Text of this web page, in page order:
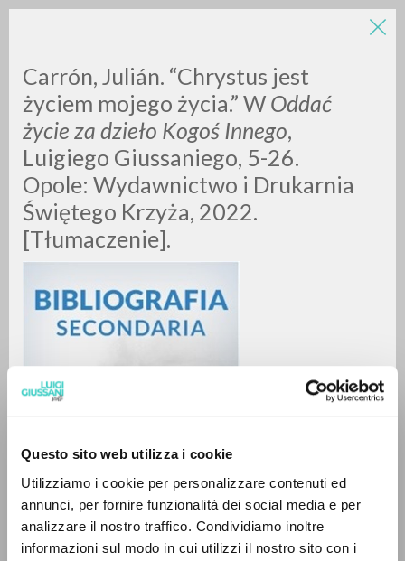
Questo sito web utilizza i cookie
Utilizziamo i cookie per personalizzare contenuti ed
annunci, per fornire funzionalità dei social media e per
analizzare il nostro traffico. Condividiamo inoltre
informazioni sul modo in cui utilizzi il nostro sito con i
Carrón, Julián. “Chrystus jest
życiem mojego życia.” W Oddać
życie za dzieło Kogoś Innego,
Luigiego Giussaniego, 5-26.
Opole: Wydawnictwo i Drukarnia
Świętego Krzyża, 2022.
[Tłumaczenie].
0DOCUMENTI TROVATI
RISULTATI SUCCESSIVI
IL PROGETTO